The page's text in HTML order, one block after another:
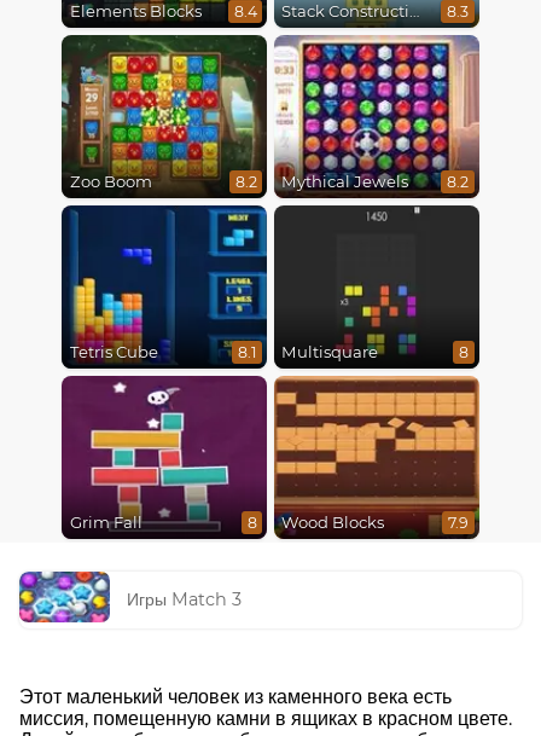
Elements Blocks 8.4 Stack Construction 8.3
Zoo Boom 8.2 Mythical Jewels 8.2
Tetris Cube 8.1 Multisquare 8
Grim Fall 8 Wood Blocks 7.9
Игры Match 3
Этот маленький человек из каменного века есть
миссия, помещенную камни в ящиках в красном цвете.